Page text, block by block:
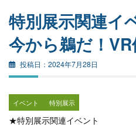
特別展示関連イ
今から鵜だ！VR
2024年7月28日
イベント 特別展示
★特別展示関連イベント